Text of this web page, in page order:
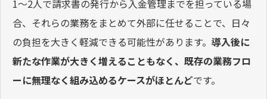
1〜2人で請求書の発行から入金管理までを担っている場
合、それらの業務をまとめて外部に任せることで、日々
の負担を大きく軽減できる可能性があります。 導入後に
新たな作業が大きく増えることもなく、既存の業務フロ
ーに無理なく組み込めるケースがほとんどです。